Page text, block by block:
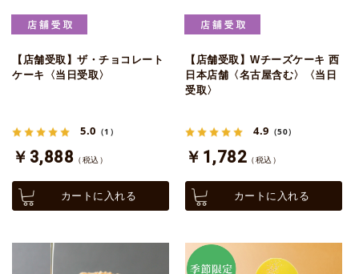
【店舗受取】ザ・チョコレート
ケーキ〈当日受取〉
5.0 （1）
￥3,888 （税込）
カートに入れる
【店舗受取】Wチーズケーキ 西
日本店舗〈名古屋含む〉〈当日
受取〉
4.9 （50）
￥1,782 （税込）
カートに入れる